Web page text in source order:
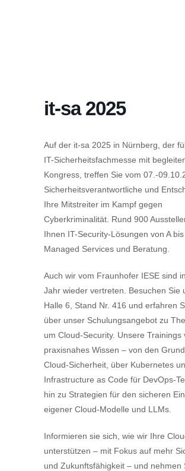
it-sa 2025
Auf der it-sa 2025 in Nürnberg, der
IT-Sicherheitsfachmesse mit
Kongress, treffen Sie vom 07.-
Sicherheitsverantwortliche und
Ihre Mitstreiter im Kampf gegen
Cyberkriminalität. Rund 900
Ihnen IT-Security-Lösungen von A bis
Managed Services und Beratung.
Auch wir vom Fraunhofer IESE sind
Jahr wieder vertreten. Besuchen Sie
Halle 6, Stand Nr. 416 und erfahren
über unser Schulungsangebot zu
um Cloud-Security. Unsere Trainings
praxisnahes Wissen – von den
Cloud-Sicherheit, über Kubernetes
Infrastructure as Code für DevOps-
hin zu Strategien für den sicheren
eigener Cloud-Modelle und LLMs.
Informieren sie sich, wie wir Ihre
unterstützen – mit Fokus auf mehr
und Zukunftsfähigkeit – und nehmen